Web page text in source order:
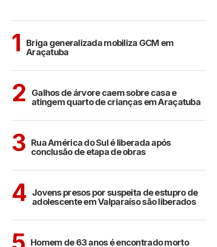
1
Briga generalizada mobiliza GCM em
Araçatuba
2
Galhos de árvore caem sobre casa e
atingem quarto de crianças em Araçatuba
3 Rua América do Sul é liberada após
conclusão de etapa de obras
4
Jovens presos por suspeita de estupro de
adolescente em Valparaíso são liberados
Homem de 63 anos é encontrado morto